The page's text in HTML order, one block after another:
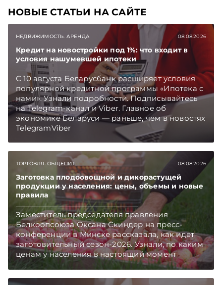
НОВЫЕ СТАТЬИ НА САЙТЕ
НЕДВИЖИМОСТЬ. АРЕНДА 08.08.2026
Кредит на новостройки под 1%: что входит в
условия нашумевшей ипотеки
С 10 августа Беларусбанк расширяет условия
популярной кредитной программы «Ипотека с
нами». Узнали подробности. Подписывайтесь
на Telegram‑канал и Viber. Главное об
экономике Беларуси — раньше, чем в новостях
TelegramViber
ТОРГОВЛЯ. ОБЩЕПИТ 08.08.2026
Заготовка плодоовощной и дикорастущей
продукции у населения: цены, объемы и новые
правила
Заместитель председателя правления
Белкоопсоюза Оксана Скиндер на пресс-
конференции в Минске рассказала, как идет
заготовительный сезон-2026. Узнали, по каким
ценам у населения в настоящий момент
закупают продукцию, сколько